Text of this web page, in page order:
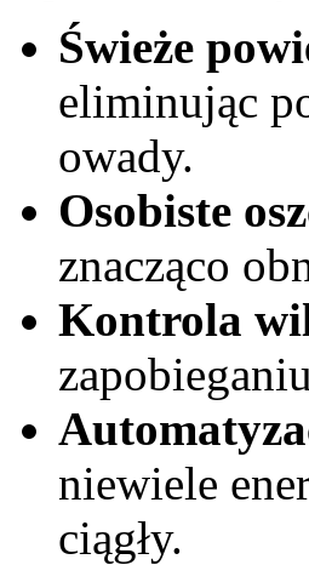
Świeże
eliminując
owady.
Osobiste
znacząco
Kontrola
niewiele
ciągły.